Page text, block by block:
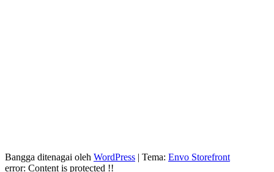
Bangga ditenagai oleh WordPress | Tema: Envo Storefront
error: Content is protected !!